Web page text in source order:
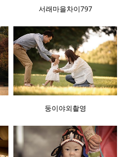
서래마을차이797
둥이야외촬영